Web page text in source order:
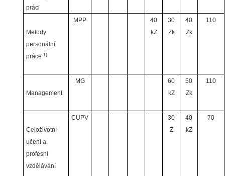
práci
Metody
personální
práce 1)
MPP
40
kZ
30
Zk
40
Zk
110
Management
MG
60
kZ
50
Zk
110
Celoživotní
učení a
profesní
vzdělávání
CUPV
30
Z
40
kZ
70